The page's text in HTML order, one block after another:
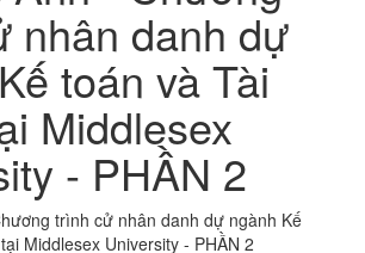
nhân danh dự
toán và Tài
Middlesex
- PHẦN 2